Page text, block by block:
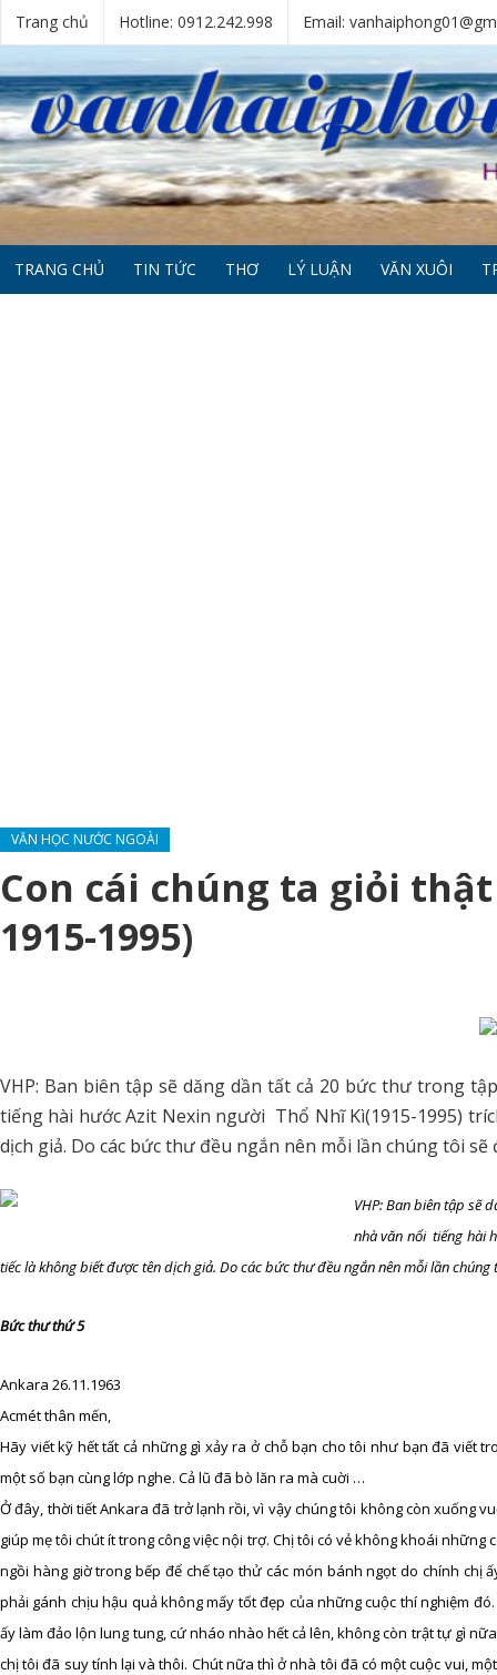
Trang chủ Hotline: 0912.242.998 Email:
TRANG CHỦ TIN TỨC THƠ LÝ LUẬN VĂN XUÔI
VĂN HỌC NƯỚC NGOÀI
Con cái chúng ta giỏi
1915-1995)
VHP: Ban biên tập sẽ dăng dần tất cả 20 bức thư trong
tiếng hài hước Azit Nexin người Thổ Nhĩ Kì(1915-1995)
dịch giả. Do các bức thư đều ngắn nên mỗi lần chúng tôi sẽ
VHP: Ban biên tập sẽ
nhà văn nổi tiếng hài
tiếc là không biết được tên dịch giả. Do các bức thư đều ngắn nên mỗi lần chúng
Bức thư thứ 5
Ankara 26.11.1963
Acmét thân mến,
Hãy viết kỹ hết tất cả những gì xảy ra ở chỗ bạn cho tôi như bạn đã viết
một số bạn cùng lớp nghe. Cả lũ đã bò lăn ra mà cuời …
Ở đây, thời tiết Ankara đã trở lạnh rồi, vì vậy chúng tôi không còn xuống
giúp mẹ tôi chút ít trong công việc nội trợ. Chị tôi có vẻ không khoái
ngồi hàng giờ trong bếp để chế tạo thử các món bánh ngọt do chính chị
phải gánh chịu hậu quả không mấy tốt đẹp của những cuộc thí nghiệm
ấy làm đảo lộn lung tung, cứ nháo nhào hết cả lên, không còn trật tự gì
chị tôi đã suy tính lại và thôi. Chút nữa thì ở nhà tôi đã có một cuộc vui,